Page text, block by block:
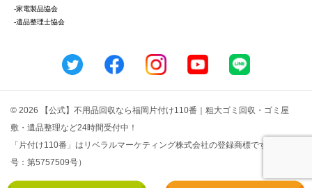
-家電製品協会
-遺品整理士協会
© 2026 【公式】不用品回収なら福岡片付け110番｜粗大ゴミ回収・ゴミ屋
敷・遺品整理など24時間受付中！
「片付け110番」はリベラルマーケティング株式会社の登録商標です（登録番
号：第5757509号）